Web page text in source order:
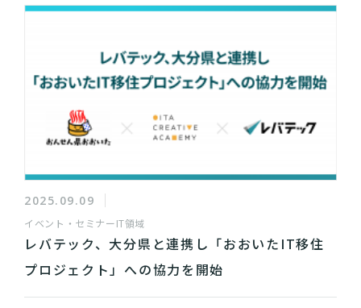
2025.09.09
イベント・セミナーIT領域
レバテック、大分県と連携し「おおいたIT移住
プロジェクト」への協力を開始